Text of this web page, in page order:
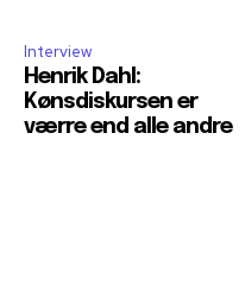
Interview
Henrik Dahl:
Kønsdiskursen er
værre end alle andre